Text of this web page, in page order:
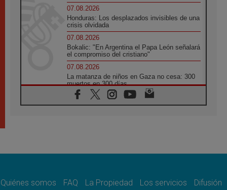
07.08.2026
Honduras: Los desplazados invisibles de una
crisis olvidada
07.08.2026
Bokalic: "En Argentina el Papa León señalará
el compromiso del cristiano"
07.08.2026
La matanza de niños en Gaza no cesa: 300
muertos en 300 días
07.08.2026
Tagle: La guerra desfigura el mundo, solo la
como misión al servicio del Evangelio
Quiénes somos FAQ La Propiedad Los servicios Difusión